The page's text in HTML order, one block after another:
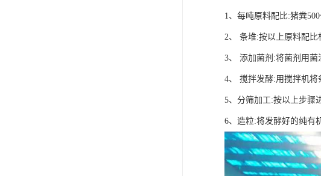
1、每吨原料配比:猪粪
2、 条堆:按以上原料配比
3、 添加菌剂:将菌剂用菌
4、 搅拌发酵:用搅拌机将
5、分筛加工:按以上步骤
6、造粒:将发酵好的纯有